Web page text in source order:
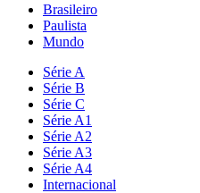
Brasileiro
Paulista
Mundo
Série A
Série B
Série C
Série A1
Série A2
Série A3
Série A4
Internacional